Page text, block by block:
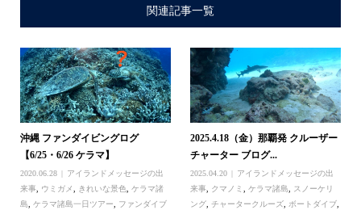
関連記事一覧
沖縄 ファンダイビングログ
【6/25・6/26 ケラマ】
2020.06.28
アイランドメッセージの出
来事, ウミガメ きれいな景色
ケラマ諸
島
ケラマ諸島一日ツアー ファンダイブ
2025.4.18（金）那覇発 クルーザー
チャーター ブログ...
2025.04.20
アイランドメッセージの出
来事
クマノミ ,ケラマ諸島
スノーケリ
ング ,チャータークルーズ ボートダイブ